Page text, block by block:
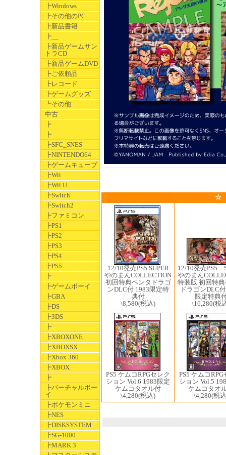
┣Windows
┣その他のPC
┣新品書籍
┣__
┣新品ゲームサン
トラCD
┣新品ゲームDVD
┣ご依頼品
┣レコード
┣ゲームグッズ
┗その他
中古
┣
┣
┣SFC_SNES
┣NINTENDO64
┣ゲームキューブ
┣Wii
┣Wii U
┣Switch
┣Switch2
┣ファミコン
┣PS1
┣PS2
┣PS3
┣PS4
┣PS5
┣
┣ゲームボーイ
┣GBA
┣DS
┣3DS
┣
┣XBOXONE
┣XBOXSX
┣Xbox 360
┣XBOX
┣
┣バーチャルボー
イ
┣ポケモンミニ
┣NES
┣DISKSYSTEM
┣SG-1000
┣MARK 3
☆
12/10発売PS5 ​SUPER
やのまんCOLLECTION
初回特典ペンタドラゴ
ンDLC付 1983限定特
典付
\8,580(税込)
12/10発売PS5
やのまん
特装版 初回特
ドラゴンDLC
限定特典
\16,280(税
PS5 ケムコRPGセレク
ション Vol.6 1983限定
ケムコタオル付
\4,280(税込)
PS5 ケムコRPG
ション Vol.5
ケムコタオ
\4,280(税